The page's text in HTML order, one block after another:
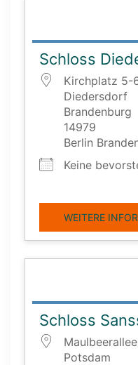
Schloss
Kirchplatz 5-
Diedersdorf
Brandenburg
14979
Berlin
Keine
WEITERE
Schloss
Maulbeerallee
Potsdam